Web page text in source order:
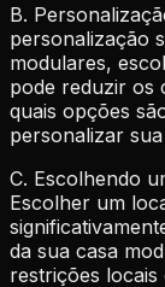
B.
personalização
modulares,
pode reduzir os
quais opções
personalizar
C. Escolhendo
Escolher um
da sua casa
restrições